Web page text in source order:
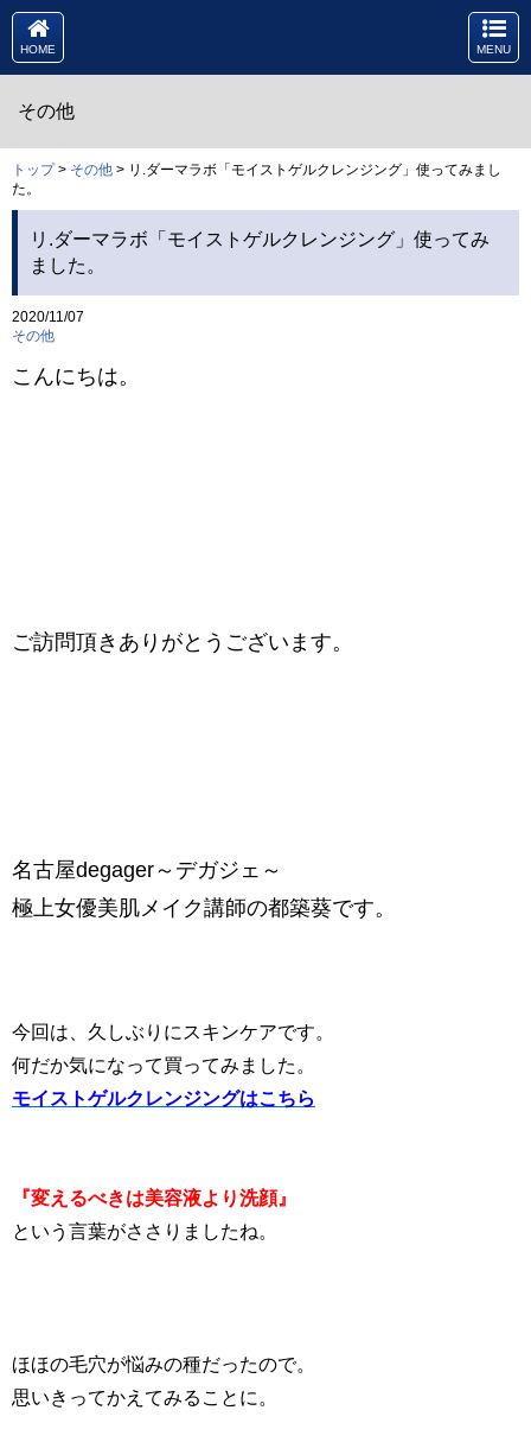
HOME MENU
その他
トップ> その他 > リ.ダーマラボ「モイストゲルクレンジング」使ってみまし
た。
リ.ダーマラボ「モイストゲルクレンジング」使ってみ
ました。
2020/11/07
その他
こんにちは。
ご訪問頂きありがとうございます。
名古屋degager～デガジェ～
極上女優美肌メイク講師の都築葵です。
今回は、久しぶりにスキンケアです。
何だか気になって買ってみました。
モイストゲルクレンジングはこちら
『変えるべきは美容液より洗顔』
という言葉がささりましたね。
ほほの毛穴が悩みの種だったので。
思いきってかえてみることに。